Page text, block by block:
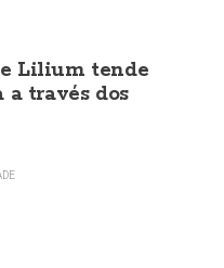
Lilium tende
a través dos